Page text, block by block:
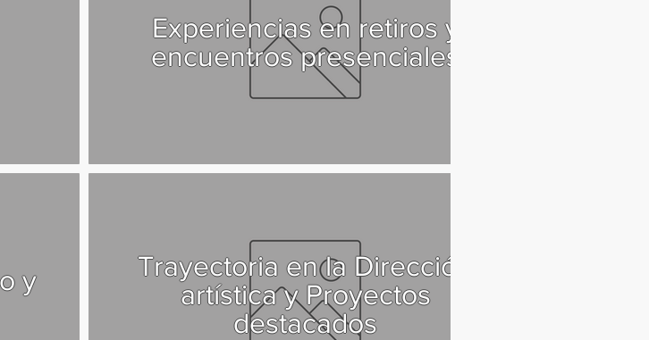
Experiencias en retiros y
encuentros presenciales
y
Trayectoria en la Dirección
artística y Proyectos
destacados